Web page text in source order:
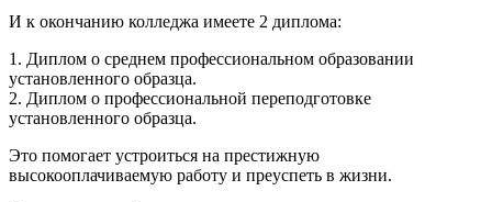
И к окончанию колледжа имеете 2 диплома:
1. Диплом о среднем профессиональном образовании
установленного образца.
2. Диплом о профессиональной переподготовке
установленного образца.
Это помогает устроиться на престижную
высокооплачиваемую работу и преуспеть в жизни.